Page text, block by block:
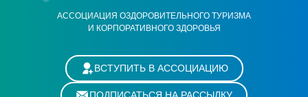
АССОЦИАЦИЯ ОЗДОРОВИТЕЛЬНОГО ТУРИЗМА
И КОРПОРАТИВНОГО ЗДОРОВЬЯ
ВСТУПИТЬ В АССОЦИАЦИЮ